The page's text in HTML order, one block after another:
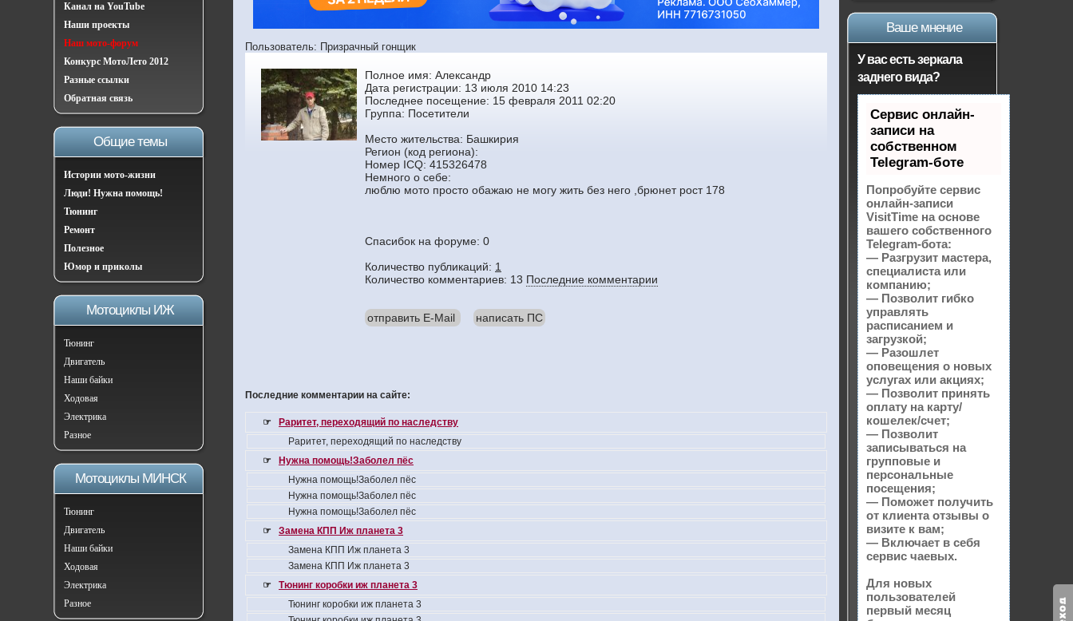
Канал на YouTube
Наши проекты
Наш мото-форум
Конкурс МотоЛето 2012
Разные ссылки
Обратная связь
Общие темы
Истории мото-жизни
Люди! Нужна помощь!
Тюнинг
Ремонт
Полезное
Юмор и приколы
Мотоциклы ИЖ
Тюнинг
Двигатель
Наши байки
Ходовая
Электрика
Разное
Мотоциклы МИНСК
Тюнинг
Двигатель
Наши байки
Ходовая
Электрика
Разное
Пользователь: Призрачный гонщик
Полное имя: Александр
Дата регистрации: 13 июля 2010 14:23
Последнее посещение: 15 февраля 2011 02:20
Группа: Посетители
Место жительства: Башкирия
Регион (код региона):
Номер ICQ: 415326478
Немного о себе:
люблю мото просто обажаю не могу жить без него ,брюнет рост 178
Спасибок на форуме: 0
Количество публикаций: 1
Количество комментариев: 13 Последние комментарии
отправить E-Mail написать ПС
Последние комментарии на сайте:
☞
Раритет, переходящий по наследству
Раритет, переходящий по наследству
☞
Нужна помощь!Заболел пёс
Нужна помощь!Заболел пёс
Нужна помощь!Заболел пёс
Нужна помощь!Заболел пёс
☞
Замена КПП Иж планета 3
Замена КПП Иж планета 3
Замена КПП Иж планета 3
☞
Тюнинг коробки иж планета 3
Тюнинг коробки иж планета 3
Ваше мнение
У вас есть зеркала
заднего вида?
Сервис онлайн-
записи на
собственном
Telegram-боте
Попробуйте сервис
онлайн-записи
VisitTime на основе
вашего собственного
Telegram-бота:
— Разгрузит мастера,
специалиста или
компанию;
— Позволит гибко
управлять
расписанием и
загрузкой;
— Разошлет
оповещения о новых
услугах или акциях;
— Позволит принять
оплату на карту/
кошелек/счет;
— Позволит
записываться на
групповые и
персональные
посещения;
— Поможет получить
от клиента отзывы о
визите к вам;
— Включает в себя
сервис чаевых.
Для новых
пользователей
первый месяц